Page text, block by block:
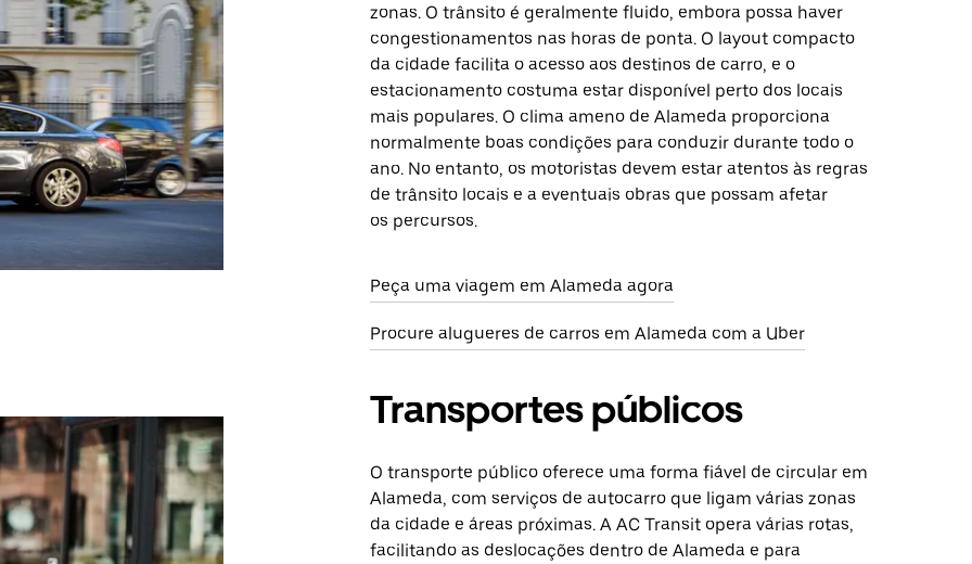
zonas. O trânsito é geralmente fluido, embora possa haver
congestionamentos nas horas de ponta. O layout compacto
da cidade facilita o acesso aos destinos de carro, e o
estacionamento costuma estar disponível perto dos locais
mais populares. O clima ameno de Alameda proporciona
normalmente boas condições para conduzir durante todo o
ano. No entanto, os motoristas devem estar atentos às regras
de trânsito locais e a eventuais obras que possam afetar
os percursos.
Peça uma viagem em Alameda agora
Procure alugueres de carros em Alameda com a Uber
Transportes públicos
O transporte público oferece uma forma fiável de circular em
Alameda, com serviços de autocarro que ligam várias zonas
da cidade e áreas próximas. A AC Transit opera várias rotas,
facilitando as deslocações dentro de Alameda e para